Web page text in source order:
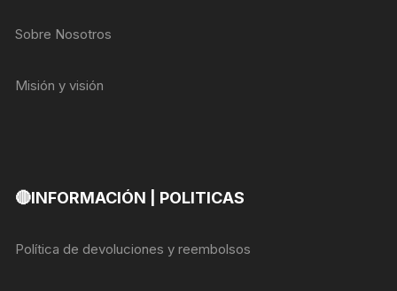
Sobre Nosotros
Misión y visión
🔴INFORMACIÓN | POLITICAS
Política de devoluciones y reembolsos